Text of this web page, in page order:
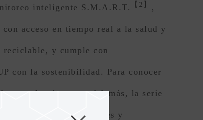
inteligente S.M.A.R.T. 【2】 ,
acceso en tiempo real a la salud y
reciclable, y cumple con
con la sostenibilidad. Para conocer
canales de venta. Además, la serie
rápidas, confiables y